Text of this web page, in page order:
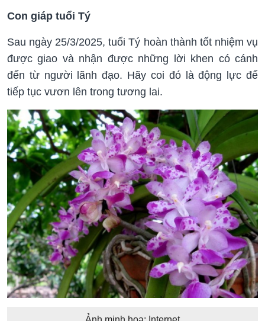
Con giáp tuổi Tý
Sau ngày 25/3/2025, tuổi Tý hoàn thành tốt nhiệm vụ
được giao và nhận được những lời khen có cánh
đến từ người lãnh đạo. Hãy coi đó là động lực để
tiếp tục vươn lên trong tương lai.